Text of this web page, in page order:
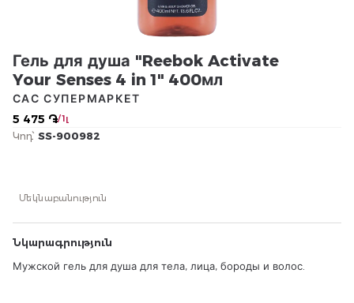
Гель для душа "Reebok Activate
Your Senses 4 in 1" 400мл
5 475 ֏/ 1լ
САС СУПЕРМАРКЕТ
Կոդ՝ SS-900982
Մեկնաբանություն
Նկարագրություն
Мужской гель для душа для тела, лица, бороды и волос.